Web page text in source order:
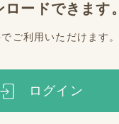
ロードできます。
ご利用いただけます。
ログイン